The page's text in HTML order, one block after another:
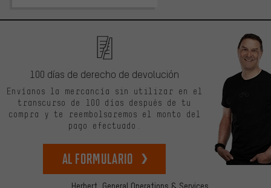
Herbert, General Operations & Services
100 días de derecho de devolución
Envíanos la mercancía sin utilizar en el
transcurso de 100 días después de tu
compra y te reembolsaremos el monto del
pago efectuado.
Al formulario